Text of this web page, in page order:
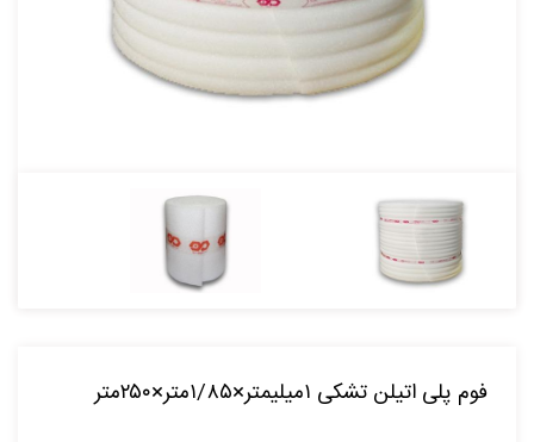
فوم پلی اتیلن تشکی ۱میلیمتر×۱/۸۵متر×۲۵۰متر